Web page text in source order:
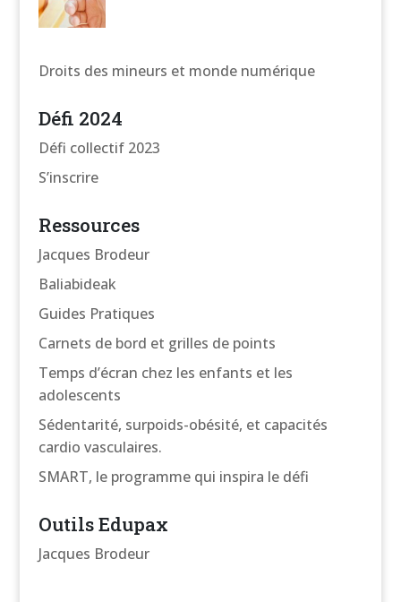
Droits des mineurs et monde numérique
Défi 2024
Défi collectif 2023
S’inscrire
Ressources
Jacques Brodeur
Baliabideak
Guides Pratiques
Carnets de bord et grilles de points
Temps d’écran chez les enfants et les
adolescents
Sédentarité, surpoids-obésité, et capacités
cardio vasculaires.
SMART, le programme qui inspira le défi
Outils Edupax
Jacques Brodeur